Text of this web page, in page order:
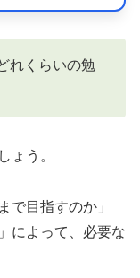
れくらいの勉
ょう。
で目指すのか」
によって、必要な